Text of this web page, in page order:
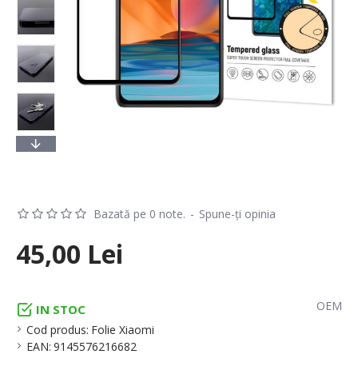
IN STOC
Cod produs: Folie Xiaomi
EAN: 9145576216682
OEM
Bazată pe 0 note. - Spune-ţi opinia
45,00 Lei